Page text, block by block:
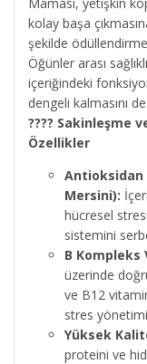
kolay başa
şekilde
Öğünler arası
içeriğindeki
dengeli kalmasını
???? Sakinleşme
Özellikler
Antioksidan
Mersini):
hücresel
sistemini
B
üzerinde
ve B12
stres
Yüksek
proteini ve